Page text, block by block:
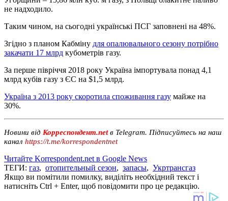
не надходило.
Таким чином, на сьогодні українські ПCГ заповнені на 48%.
Згідно з планом Кабміну для опалювального сезону потрібно
закачати 17 млрд кубометрів газу.
За перше півріччя 2018 року Україна імпортувала понад 4,1
млрд кубів газу з ЄС на $1,5 млрд.
Україна з 2013 року скоротила споживання газу майже на
30%.
Новини від Корреспондент.netв Telegram. Підписуйтесь на наш
канал https://t.me/korrespondentnet
Читайте Korrespondent.net в Google News
ТЕГИ: газ, отопительный сезон, запасы, Укртрансгаз
Якщо ви помітили помилку, виділіть необхідний текст і
натисніть Ctrl + Enter, щоб повідомити про це редакцію.